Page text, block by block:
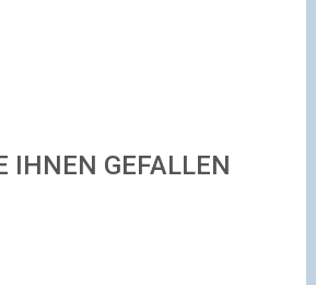
IHNEN GEFALLEN